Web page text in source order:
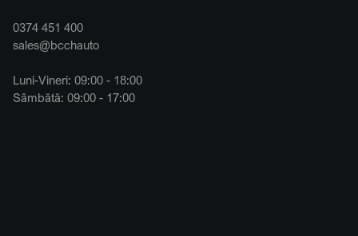
0374 451 400
sales@bcchauto
Luni-Vineri: 09:00 - 18:00
Sâmbătă: 09:00 - 17:00